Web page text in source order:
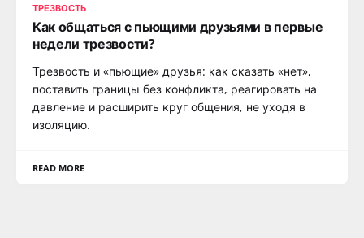
ТРЕЗВОСТЬ
Как общаться с пьющими друзьями в первые
недели трезвости?
Трезвость и «пьющие» друзья: как сказать «нет»,
поставить границы без конфликта, реагировать на
давление и расширить круг общения, не уходя в
изоляцию.
READ MORE